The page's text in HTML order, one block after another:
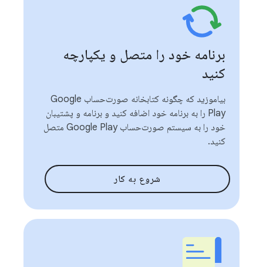
برنامه خود را متصل و یکپارچه
کنید
بیاموزید که چگونه کتابخانه صورت‌حساب Google
Play را به برنامه خود اضافه کنید و برنامه و پشتیبان
خود را به سیستم صورت‌حساب Google Play متصل
کنید.
شروع به کار